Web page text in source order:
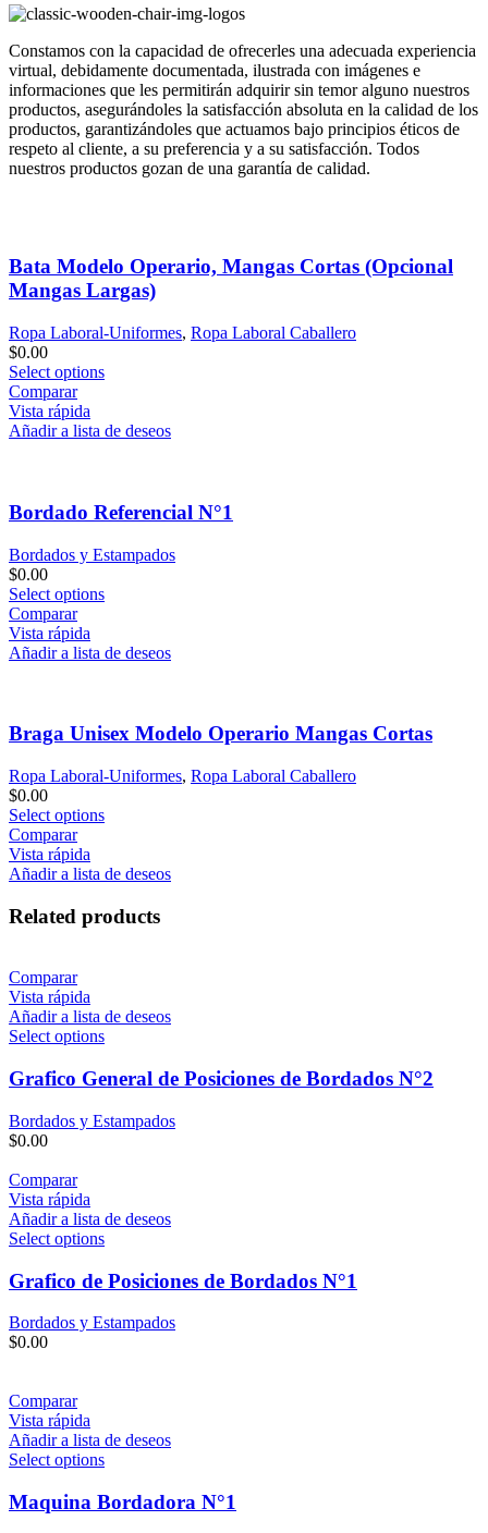
Constamos con la capacidad de ofrecerles una adecuada experiencia
virtual, debidamente documentada, ilustrada con imágenes e
informaciones que les permitirán adquirir sin temor alguno nuestros
productos, asegurándoles la satisfacción absoluta en la calidad de los
productos, garantizándoles que actuamos bajo principios éticos de
respeto al cliente, a su preferencia y a su satisfacción. Todos
nuestros productos gozan de una garantía de calidad.
Bata Modelo Operario, Mangas Cortas (Opcional
Mangas Largas)
Ropa Laboral-Uniformes, Ropa Laboral Caballero
$0.00
Select options
Comparar
Vista rápida
Añadir a lista de deseos
Bordado Referencial N°1
Bordados y Estampados
$0.00
Select options
Comparar
Vista rápida
Añadir a lista de deseos
Braga Unisex Modelo Operario Mangas Cortas
Ropa Laboral-Uniformes, Ropa Laboral Caballero
$0.00
Select options
Comparar
Vista rápida
Añadir a lista de deseos
Related products
Comparar
Vista rápida
Añadir a lista de deseos
Select options
Grafico General de Posiciones de Bordados N°2
Bordados y Estampados
$0.00
Comparar
Vista rápida
Añadir a lista de deseos
Select options
Grafico de Posiciones de Bordados N°1
Bordados y Estampados
$0.00
Comparar
Vista rápida
Añadir a lista de deseos
Select options
Maquina Bordadora N°1